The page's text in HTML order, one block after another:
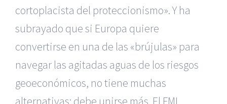
cortoplacista del proteccionismo». Y ha
subrayado que si Europa quiere
convertirse en una de las «brújulas» para
navegar las agitadas aguas de los riesgos
geoeconómicos, no tiene muchas
alternativas: debe unirse más. El FMI